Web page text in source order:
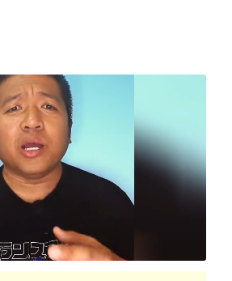
video
ini
supaya
tidak